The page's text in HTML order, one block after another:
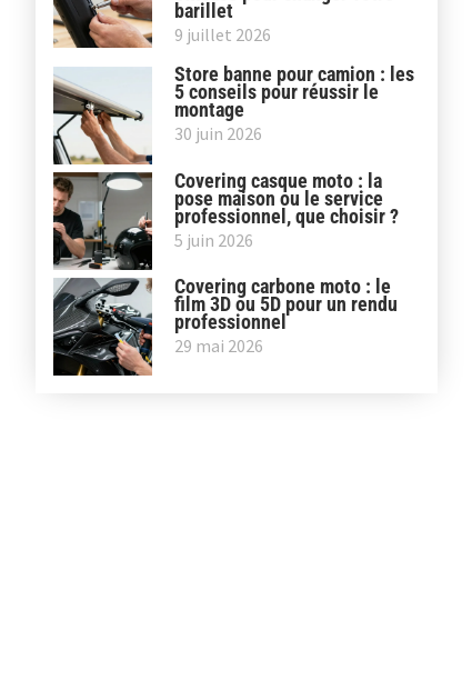
barillet
9 juillet 2026
Store banne pour camion : les
5 conseils pour réussir le
montage
30 juin 2026
Covering casque moto : la
pose maison ou le service
professionnel, que choisir ?
5 juin 2026
Covering carbone moto : le
film 3D ou 5D pour un rendu
professionnel
29 mai 2026